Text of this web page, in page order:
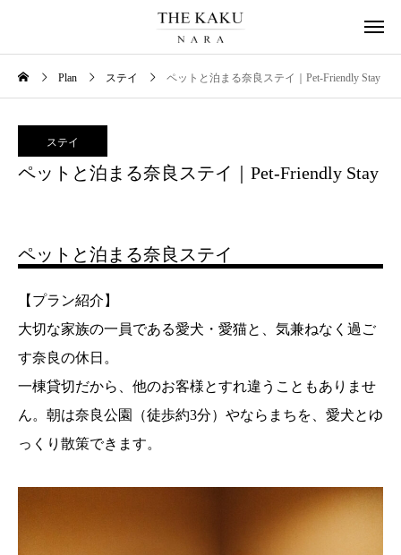
Plan ステイ ペットと泊まる奈良ステイ｜Pet-Friendly Stay
ステイ
ペットと泊まる奈良ステイ｜Pet-Friendly Stay
ペットと泊まる奈良ステイ
【プラン紹介】
大切な家族の一員である愛犬・愛猫と、気兼ねなく過ご
す奈良の休日。
一棟貸切だから、他のお客様とすれ違うこともありませ
ん。朝は奈良公園（徒歩約3分）やならまちを、愛犬とゆ
っくり散策できます。